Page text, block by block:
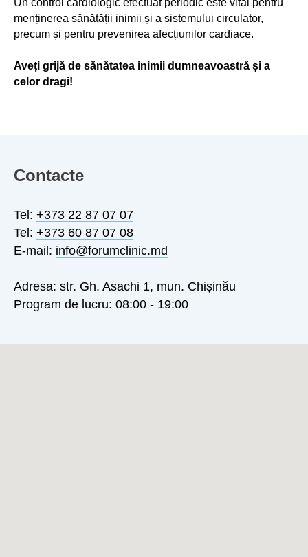
Un control cardiologic efectuat periodic este vital pentru
menținerea sănătății inimii și a sistemului circulator,
precum și pentru prevenirea afecțiunilor cardiace.
Aveți grijă de sănătatea inimii dumneavoastră și a
celor dragi!
Contacte
Tel: +373 22 87 07 07
Tel: +373 60 87 07 08
E-mail: info@forumclinic.md
Adresa: str. Gh. Asachi 1, mun. Chișinău
Program de lucru: 08:00 - 19:00